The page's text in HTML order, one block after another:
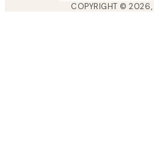
COPYRIGHT ©2026,